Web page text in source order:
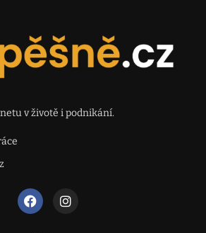
v životě i podnikání.